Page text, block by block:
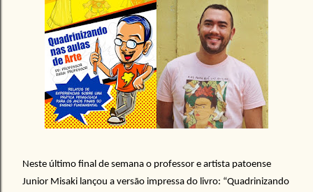
Neste último final de semana o professor e artista patoense
Junior Misaki lançou a versão impressa do livro: “Quadrinizando